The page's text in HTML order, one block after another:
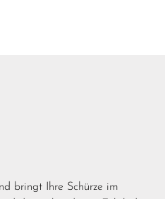
bringt Ihre Schürze im